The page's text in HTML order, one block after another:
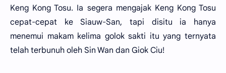
Keng Kong Tosu. Ia segera mengajak Keng Kong Tosu
cepat-cepat ke Siauw-San, tapi disitu ia hanya
menemui makam kelima golok sakti itu yang ternyata
telah terbunuh oleh Sin Wan dan Giok Ciu!